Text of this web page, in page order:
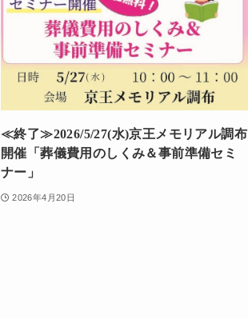
≪終了≫2026/5/27(水)京王メモリアル調布
開催「葬儀費用のしくみ＆事前準備セミ
ナー」
2026年4月20日